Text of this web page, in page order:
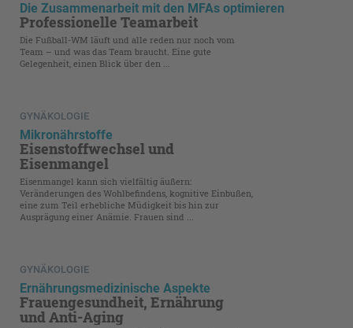
Die Zusammenarbeit mit den MFAs optimieren
Professionelle Teamarbeit
Die Fußball-WM läuft und alle reden nur noch vom
Team – und was das Team braucht. Eine gute
Gelegenheit, einen Blick über den ...
GYNÄKOLOGIE
Mikronährstoffe
Eisenstoffwechsel und
Eisenmangel
Eisenmangel kann sich vielfältig äußern:
Veränderungen des Wohlbefindens, kognitive Einbußen,
eine zum Teil erhebliche Müdigkeit bis hin zur
Ausprägung einer Anämie. Frauen sind ...
GYNÄKOLOGIE
Ernährungsmedizinische Aspekte
Frauengesundheit, Ernährung
und Anti-Aging